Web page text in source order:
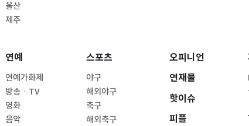
울산
제주
연예
연예가화제
방송ㆍTV
영화
음악
스포츠
야구
해외야구
축구
해외축구
오피니언
연재물
핫이슈
피플